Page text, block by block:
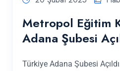
Metropol Eğitim
Adana Şubesi
Türkiye Adana Şubesi